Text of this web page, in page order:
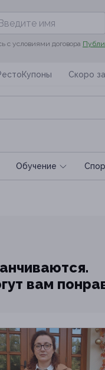
с условиями договора
Скоро
Обучение
вам